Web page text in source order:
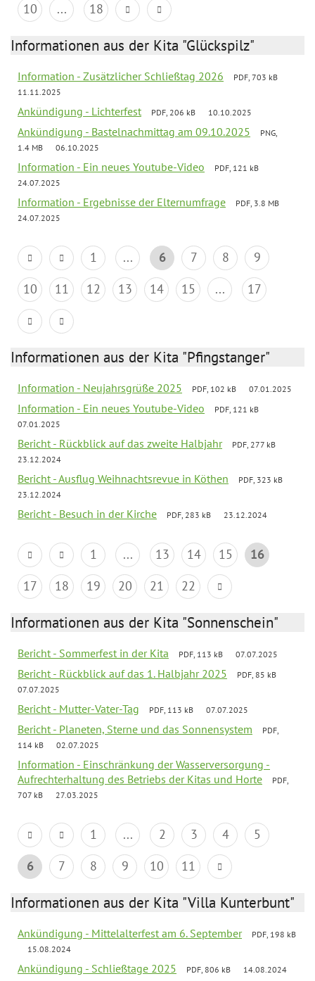
10
... 18
Informationen aus der Kita "Glückspilz"
Information - Zusätzlicher Schließtag 2026
PDF, 703 kB
11.11.2025
Ankündigung - Lichterfest PDF, 206 kB 10.10.2025
Ankündigung - Bastelnachmittag am 09.10.2025
PNG,
1.4 MB
06.10.2025
Information - Ein neues Youtube-Video
PDF, 121 kB
24.07.2025
Information - Ergebnisse der Elternumfrage
PDF, 3.8 MB
24.07.2025
1 ... 6 7 8
9
10
11 12 13 14 15 ... 17
Informationen aus der Kita "Pfingstanger"
Information - Neujahrsgrüße 2025 PDF, 102 kB 07.01.2025
Information - Ein neues Youtube-Video
PDF, 121 kB
07.01.2025
Bericht - Rückblick auf das zweite Halbjahr
PDF, 277 kB
23.12.2024
Bericht - Ausflug Weihnachtsrevue in Köthen
PDF, 323 kB
23.12.2024
Bericht - Besuch in der Kirche PDF, 283 kB 23.12.2024
1 ... 13 14 15
16
17
18 19 20 21 22
Informationen aus der Kita "Sonnenschein"
Bericht - Sommerfest in der Kita PDF, 113 kB 07.07.2025
Bericht - Rückblick auf das 1. Halbjahr 2025
PDF, 85 kB
07.07.2025
Bericht - Mutter-Vater-Tag PDF, 113 kB 07.07.2025
Bericht - Planeten, Sterne und das Sonnensystem
PDF,
114 kB
02.07.2025
Information - Einschränkung der Wasserversorgung -
Aufrechterhaltung des Betriebs der Kitas und Horte
PDF,
707 kB
27.03.2025
1 ... 2 3 4
5
6
7 8 9 10 11
Informationen aus der Kita "Villa Kunterbunt"
Ankündigung - Mittelalterfest am 6. September
PDF, 198 kB
15.08.2024
Ankündigung - Schließtage 2025 PDF, 806 kB 14.08.2024